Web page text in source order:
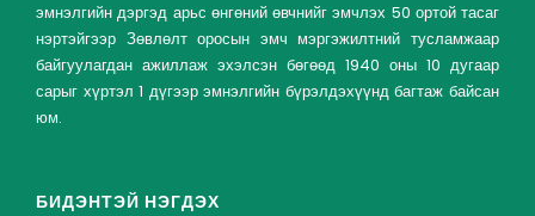
эмнэлгийн дэргэд арьс өнгөний өвчнийг эмчлэх 50 ортой тасаг
нэртэйгээр Зөвлөлт оросын эмч мэргэжилтний тусламжаар
байгуулагдан ажиллаж эхэлсэн бөгөөд 1940 оны 10 дугаар
сарыг хүртэл 1 дүгээр эмнэлгийн бүрэлдэхүүнд багтаж байсан
юм.
БИДЭНТЭЙ НЭГДЭХ